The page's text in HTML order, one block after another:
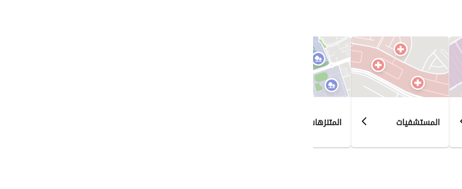
المستشفيات المتنزهات